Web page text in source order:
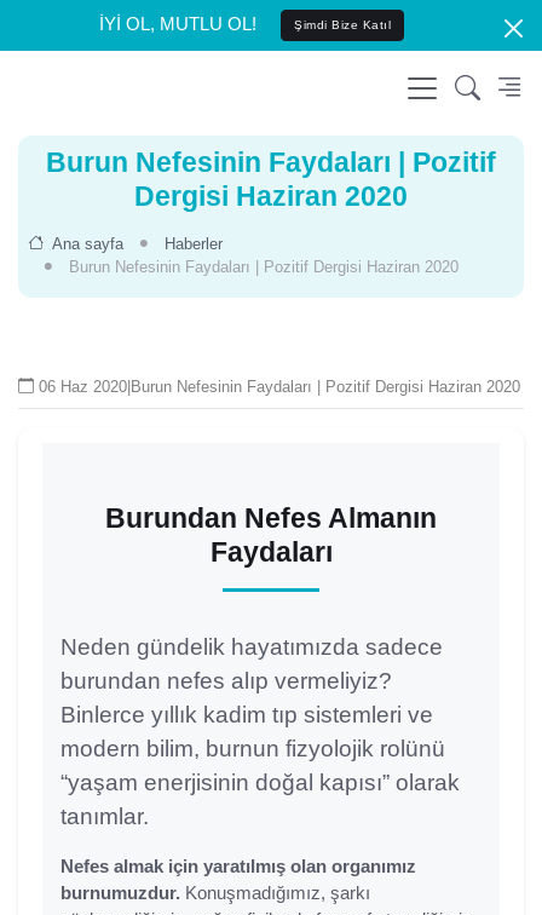
İYİ OL, MUTLU OL! Şimdi Bize Katıl
Burun Nefesinin Faydaları | Pozitif
Dergisi Haziran 2020
Ana sayfa
Haberler
Burun Nefesinin Faydaları | Pozitif Dergisi Haziran 2020
06 Haz 2020 Burun Nefesinin Faydaları | Pozitif Dergisi Haziran 2020
Burundan Nefes Almanın
Faydaları
Neden gündelik hayatımızda sadece
burundan nefes alıp vermeliyiz?
Binlerce yıllık kadim tıp sistemleri ve
modern bilim, burnun fizyolojik rolünü
“yaşam enerjisinin doğal kapısı” olarak
tanımlar.
Nefes almak için yaratılmış olan organımız
burnumuzdur. Konuşmadığımız, şarkı